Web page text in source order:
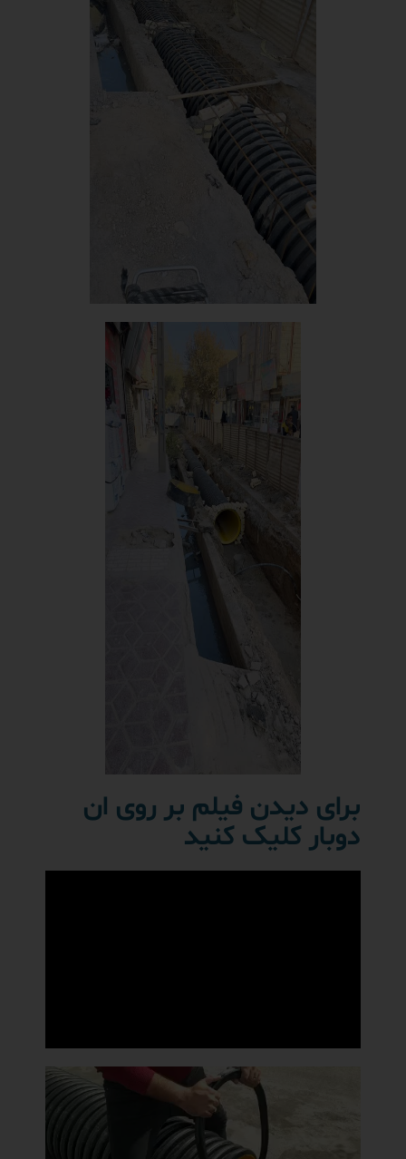
برای دیدن فیلم بر روی ان
دوبار کلیک کنید